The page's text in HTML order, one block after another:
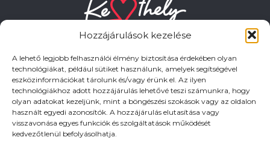
Hozzájárulások kezelése
A lehető legjobb felhasználói élmény biztosítása érdekében olyan
technológiákat, például sütiket használunk, amelyek segítségével
eszközinformációkat tárolunk és/vagy érünk el. Az ilyen
technológiákhoz adott hozzájárulás lehetővé teszi számunkra, hogy
olyan adatokat kezeljünk, mint a böngészési szokások vagy az oldalon
használt egyedi azonosítók. A hozzájárulás elutasítása vagy
visszavonása egyes funkciók és szolgáltatások működését
kedvezőtlenül befolyásolhatja.
HASZNOS LINKEK
Adatkezelési tájékoztató
Impresszum